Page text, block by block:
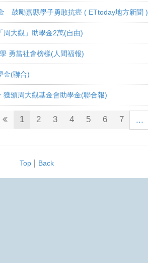
鼓勵嘉縣學子勇敢抗癌 ( ETtoday地方新聞 )
周大觀」助學金2萬(自由)
勇當社會榜樣(人間福報)
金(聯合)
頒周大觀基金會助學金(聯合報)
1 2 3 4 5 6 7 ...
Top| Back